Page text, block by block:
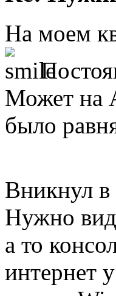
На моем
Может на
было
Вникнул в
Нужно вид
а то
интернет